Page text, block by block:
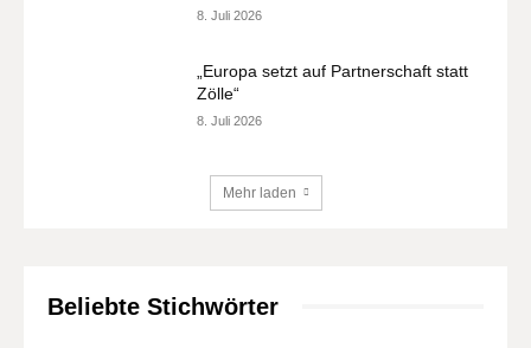
8. Juli 2026
„Europa setzt auf Partnerschaft statt
Zölle“
8. Juli 2026
Mehr laden
Beliebte Stichwörter